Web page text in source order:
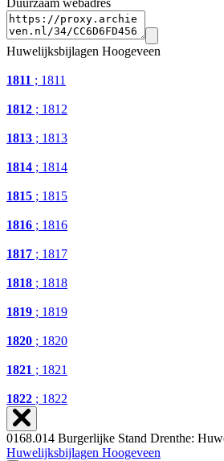
Duurzaam webadres
Huwelijksbijlagen Hoogeveen
1811 ; 1811
1812 ; 1812
1813 ; 1813
1814 ; 1814
1815 ; 1815
1816 ; 1816
1817 ; 1817
1818 ; 1818
1819 ; 1819
1820 ; 1820
1821 ; 1821
1822 ; 1822
0168.014 Burgerlijke Stand Drenthe:
Huwelijksbijlagen Hoogeveen